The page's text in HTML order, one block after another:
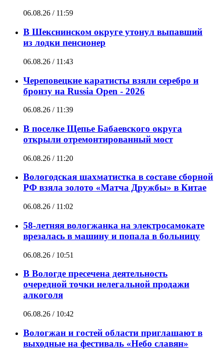
06.08.26 / 11:59
В Шекснинском округе утонул выпавший
из лодки пенсионер
06.08.26 / 11:43
Череповецкие каратисты взяли серебро и
бронзу на Russia Open - 2026
06.08.26 / 11:39
В поселке Щепье Бабаевского округа
открыли отремонтированный мост
06.08.26 / 11:20
Вологодская шахматистка в составе сборной
РФ взяла золото «Матча Дружбы» в Китае
06.08.26 / 11:02
58-летняя вологжанка на электросамокате
врезалась в машину и попала в больницу
06.08.26 / 10:51
В Вологде пресечена деятельность
очередной точки нелегальной продажи
алкоголя
06.08.26 / 10:42
Вологжан и гостей области приглашают в
выходные на фестиваль «Небо славян»